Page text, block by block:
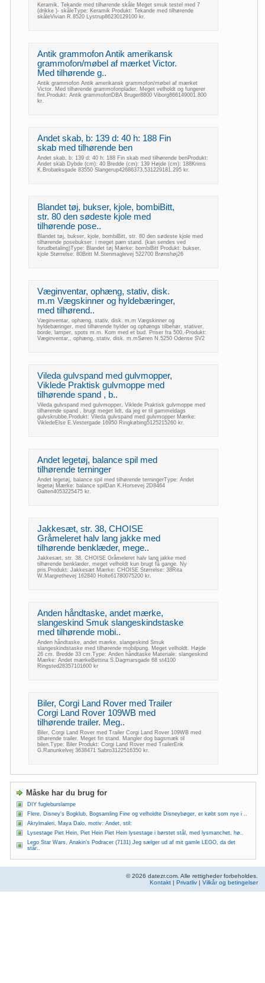
Keramik, Tekande med tilhørende skåle Meget smuk testel med 7
(drikke )- skåleType: Keramik Produkt: Tekande med tilhørende
skåleVivian R.8520 Lystrup86230129100 kr.
Antik grammofon Antik amerikansk
grammofon/møbel af mærket Victor.
Med tilhørende g..
Antik grammofon Antik amerikansk grammofon/møbel af mærket
Victor. Med tilhørende grammofonplader. Meget velholdt og fungerer
fint.Produkt: Antik grammofonDBA Bruger8800 Viborg866149001.800
kr.
Andet skab, b: 139 d: 40 h: 188 Fin
skab med tilhørende ben
Andet skab, b: 139 d: 40 h: 188 Fin skab med tilhørende benProdukt:
Andet skab Dybde (cm): 40 Bredde (cm): 139 Højde (cm): 188Krims
K.Brobæksgade 83550 Slangerup42686373,531229181.295 kr.
Blandet tøj, bukser, kjole, bombiBitt,
str. 80 den sødeste kjole med
tilhørende pose..
Blandet tøj, bukser, kjole, bombiBitt, str. 80 den sødeste kjole med
tilhørende posebukser. i meget pæn stand. (kan sendes ved
forudbetaling)Type: Blandet tøj Mærke: bombiBitt Produkt: bukser,
kjole Størrelse: 80Britt M.Stenmaglevej 522700 Brønshøj26
Væginventar, ophæng, stativ, disk.
m.m Vægskinner og hyldebæringer,
med tilhørend..
Væginventar, ophæng, stativ, disk. m.m Vægskinner og
hyldebæringer, med tilhørende hylder og ophængs tilbehør, stativer,
borde, lamper, spots m.m. Kom med et bud. Priser fra 500,-Produkt:
Væginventar,, ophæng, stativ, disk. m.mSøren N.5250 Odense SV2
Vileda gulvspand med gulvmopper,
Viklede Praktisk gulvmoppe med
tilhørende spand , b..
Vileda gulvspand med gulvmopper, Viklede Praktisk gulvmoppe med
tilhørende spand , brugt meget lidt, da jeg er til gammeldags
gulvskrubbe.Produkt: Vileda gulvspand med gulvmopper Mærke:
VikledeElse E.Vestergade 16950 Ringkøbing5125215260 kr.
Andet legetøj, balance spil med
tilhørende terninger
Andet legetøj, balance spil med tilhørende terningerType: Andet
legetøj Mærke: balance spilDan K.Horsevej 2D8464
Galten4053225475 kr.
Jakkesæt, str. 38, CHOISE
Gråmeleret halv lang jakke med
tilhørende benklæder, mege..
Jakkesæt, str. 38, CHOISE Gråmeleret halv lang jakke med
tilhørende benklæder, meget velholdt kun brugt få gange. Ny
pris.Produkt: Jakkesæt Mærke: CHOISE Størrelse: 38Rita
W.Margrethevej 162840 Holte61780075200 kr.
Anden håndtaske, andet mærke,
slangeskind Smuk slangeskindstaske
med tilhørende mobi..
Anden håndtaske, andet mærke, slangeskind Smuk
slangeskindstaske med tilhørende mobilpung. Meget velholdt. Højde
26 cm. Bredde 33 cm.Type: Anden håndtaske Materiale: slangeskind
Mærke: Andet mærkeBettina S.Dagmarsgade 68 st4100
Ringsted28357101600 kr
Biler, Corgi Land Rover med Trailer
Corgi Land Rover 109WB med
tilhørende trailer. Meg..
Biler, Corgi Land Rover med Trailer Corgi Land Rover 109WB med
tilhørende trailer. Meget fin stand. Mangler dog bagsmæk til
bilen.Type: Biler Produkt: Corgi Land Rover med TrailerErik
G.Ranunkelvej 3638471 Sabro3122516350 kr.
Måske har du brug for
DIY fugleburslampe
Flere, Disney's Bogklub, Bogsamling Fine og velholdte Disneybøger, er købt som nye i ..
Akrylmaleri, Maya Dalo, motiv: Andet, stil:
Lysestage Piet Hein, Piet Hein Piet Hein lysestage i børstet stål, med lysmanchet, hø..
Lego Star Wars, Anakin's Podracer (7131) Jeg sælger ud af mit gamle LEGO, da det
står..
© 2026 datezr.com. Alle rettigheder forbeholdes.
Kontakt | Privatliv | Vilkår og betingelser